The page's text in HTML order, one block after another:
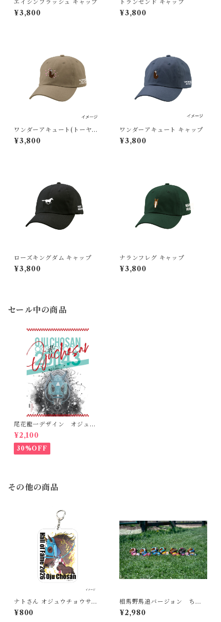
エイシンフラッシュ キャップ
¥3,800
トランセンド キャップ
¥3,800
ワンダーアキュート(トーヤマ
ノキンサンver) キャップ
¥3,800
ワンダーアキュート キャップ
¥3,800
ローズキングダム キャップ
¥3,800
ナランフレグ キャップ
¥3,800
セール中の商品
尾花龍一デザイン オジュウ
チョウサンポスター(B2サイ
ズ）
¥2,100
30%OFF
その他の商品
ナトさん オジュウチョウサン
顕彰馬記念 アクリルキーホル
ダー
¥800
相馬野馬追バージョン ちぃ
ぐるみ
¥2,980